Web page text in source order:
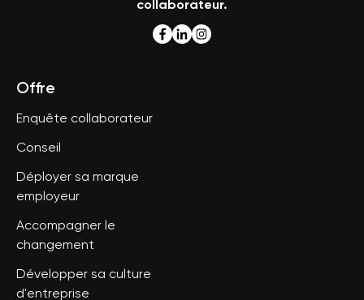
collaborateur.
Offre
Enquête collaborateur
Conseil
Déployer sa marque
employeur
Accompagner le
changement
Développer sa culture
d'entreprise